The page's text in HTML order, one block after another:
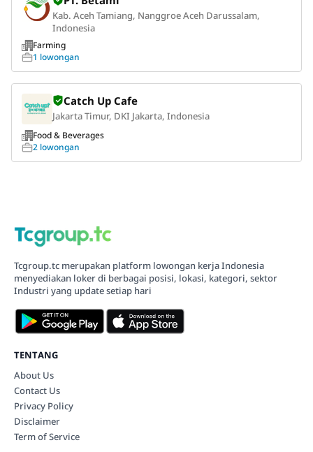
Kab. Aceh Tamiang, Nanggroe Aceh Darussalam,
Indonesia
Farming
1 lowongan
Catch Up Cafe
Jakarta Timur, DKI Jakarta, Indonesia
Food & Beverages
2 lowongan
Tcgroup.tc merupakan platform lowongan kerja Indonesia
menyediakan loker di berbagai posisi, lokasi, kategori, sektor
Industri yang update setiap hari
TENTANG
About Us
Contact Us
Privacy Policy
Disclaimer
Term of Service